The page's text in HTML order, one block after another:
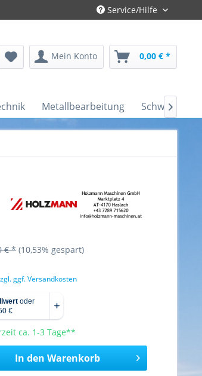
Service/Hilfe
Mein Konto 0,00 € *
Metallbearbeitung 
€ * (10,53% gespart)
ggf. Versandkosten
ca. 1-3 Tage**
In den Warenkorb